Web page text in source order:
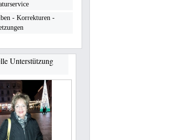
- Korrekturen -
Unterstützung